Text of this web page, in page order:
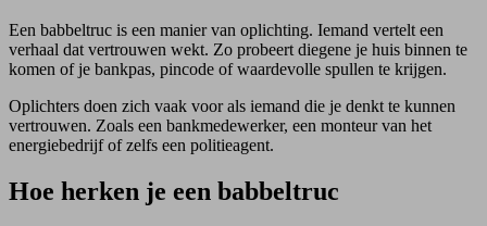
Een babbeltruc is een manier van oplichting. Iemand vertelt een
verhaal dat vertrouwen wekt. Zo probeert diegene je huis binnen te
komen of je bankpas, pincode of waardevolle spullen te krijgen.
Oplichters doen zich vaak voor als iemand die je denkt te kunnen
vertrouwen. Zoals een bankmedewerker, een monteur van het
energiebedrijf of zelfs een politieagent.
Hoe herken je een babbeltruc